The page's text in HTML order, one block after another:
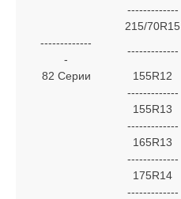
-------------
215/70R15
-------------
-
-------------
82 Серии
155R12
-------------
155R13
-------------
165R13
-------------
175R14
-------------